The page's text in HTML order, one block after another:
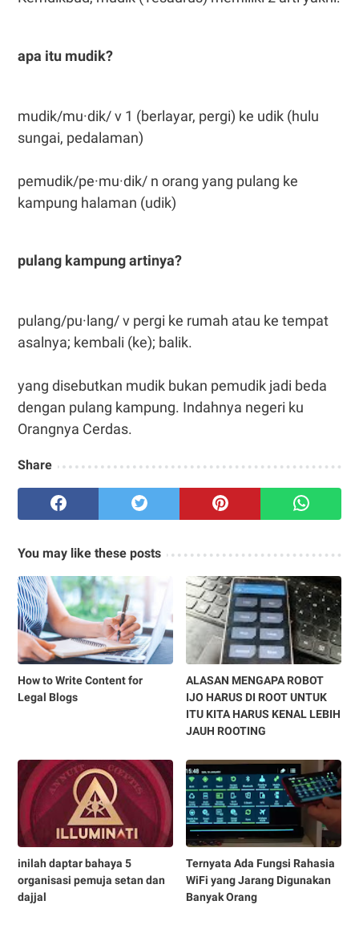
apa itu mudik?
mudik/mu·dik/ v 1 (berlayar, pergi) ke udik (hulu
sungai, pedalaman)
pemudik/pe·mu·dik/ n orang yang pulang ke
kampung halaman (udik)
pulang kampung artinya?
pulang/pu·lang/ v pergi ke rumah atau ke tempat
asalnya; kembali (ke); balik.
yang disebutkan mudik bukan pemudik jadi beda
dengan pulang kampung. Indahnya negeri ku
Orangnya Cerdas.
Share
You may like these posts
How to Write Content for
Legal Blogs
ALASAN MENGAPA ROBOT
IJO HARUS DI ROOT UNTUK
ITU KITA HARUS KENAL LEBIH
JAUH ROOTING
inilah daptar bahaya 5
organisasi pemuja setan dan
dajjal
Ternyata Ada Fungsi Rahasia
WiFi yang Jarang Digunakan
Banyak Orang